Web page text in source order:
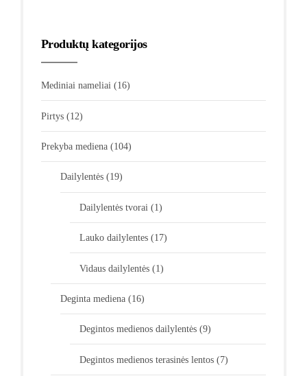
Produktų kategorijos
Mediniai nameliai (16)
Pirtys (12)
Prekyba mediena (104)
Dailylentės (19)
Dailylentės tvorai (1)
Lauko dailylentes (17)
Vidaus dailylentės (1)
Deginta mediena (16)
Degintos medienos dailylentės (9)
Degintos medienos terasinės lentos (7)